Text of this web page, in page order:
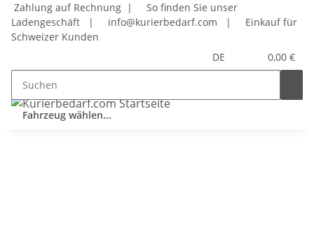
Zahlung auf Rechnung |
So finden Sie unser
Ladengeschäft
| info@kurierbedarf.com |
Einkauf für
Schweizer Kunden
DE
0,00 €
Fahrzeug wählen...